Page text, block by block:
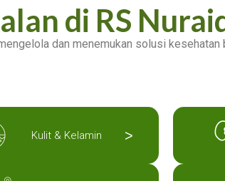
di RS
dan menemukan solusi kesehatan
Kulit & Kelamin >